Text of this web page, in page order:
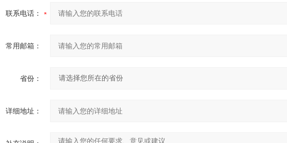
联系电话：
常用邮箱：
省份：
详细地址：